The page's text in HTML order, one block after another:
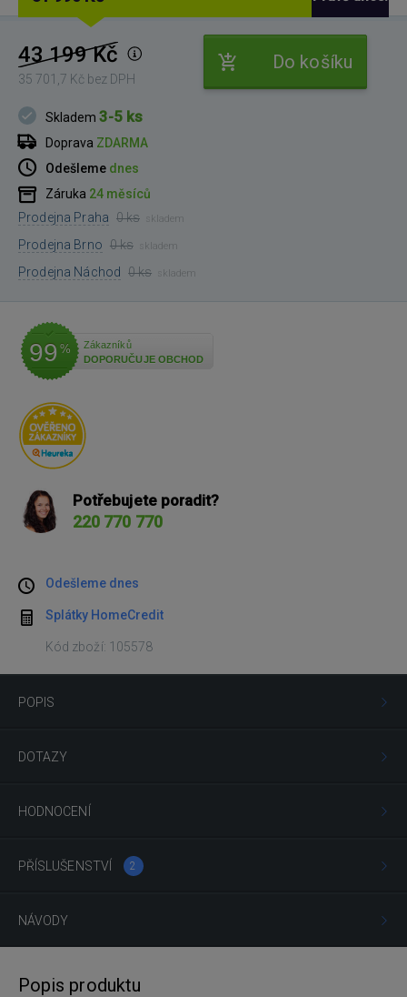
43 199 Kč
35 701,7 Kč bez DPH
Do košíku
Skladem3-5 ks
Doprava ZDARMA
Odešleme dnes
Záruka 24 měsíců
Prodejna Praha 0 ks skladem
Prodejna Brno 0 ks skladem
Prodejna Náchod 0 ks skladem
99 %
Zákazníků
DOPORUČUJE OBCHOD
Potřebujete poradit?
220 770 770
Odešleme dnes
Splátky HomeCredit
Kód zboží: 105578
POPIS
DOTAZY
HODNOCENÍ
PŘÍSLUŠENSTVÍ 2
NÁVODY
Popis produktu